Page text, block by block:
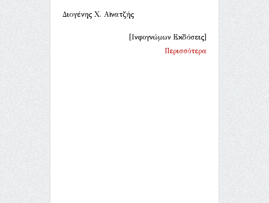
Διογένης Χ. Αϊνατζής
[Ινφογνώμων Εκδόσεις]
Περισσότερα